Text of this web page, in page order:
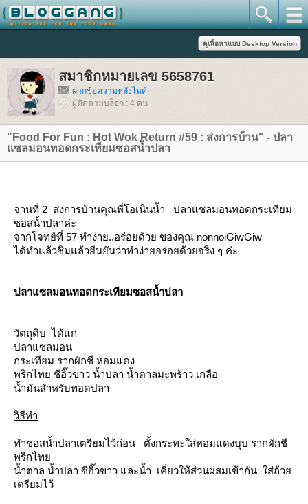
สมาชิกหมายเลข 5658761
ฝากข้อความหลังไมค์
ผู้ติดตามบล็อก : 4 คน
"Food For Fun : Hot Wok Return #59 : ส่งการบ้าน" - ปลา
ซลมอนทอดกระเทียมซอสน้ำปลา
จานที่ 2 ส่งการบ้านคุณพี่โอเนินน้ำ ปลาแซลมอนทอดกระเทียม
ซอสน้ำปลาค่ะ
จากโจทย์ที่ 57 ทำง่าย..อร่อยด้วย ของคุณ nonnoiGiwGiw
ได้ทำแล้วชิมแล้วยืนยันว่าทำง่ายอร่อยด้วยจริง ๆ ค่ะ
ปลาแซลมอนทอดกระเทียมซอสน้ำปลา
วัตถุดิบ ได้แก่
ปลาแซลมอน
กระเทียม รากผักชี หอมแดง
พริกไทย ซีอิ๊วขาว น้ำปลา น้ำตาลมะพร้าว เกลือ
น้ำมันสำหรับทอดปลา
วิธีทำ
ทำซอสน้ำปลาเตรียมไว้ก่อน ตั้งกระทะใส่หอมแดงบุบ รากผักชี
พริกไท
น้ำตาล น้ำปลา ซีอิ๊วขาว และน้ำ เคี่ยวให้ส่วนผสมเข้ากัน ใส่ถ้ว
เตรียมไว้